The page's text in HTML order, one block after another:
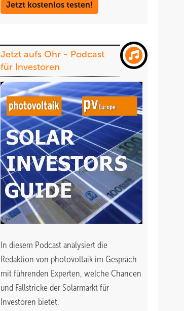
Jetzt kostenlos testen!
Jetzt aufs Ohr - Podcast
für Investoren
In diesem Podcast analysiert die
Redaktion von photovoltaik im Gespräch
mit führenden Experten, welche Chancen
und Fallstricke der Solarmarkt für
Investoren bietet.